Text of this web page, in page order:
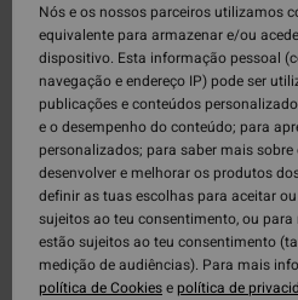
Nós e os nossos parceiros utilizamos
equivalente para armazenar e/ou
dispositivo. Esta informação pessoal
navegação e endereço IP) pode ser
publicações e conteúdos
e o desempenho do conteúdo; para
personalizados; para saber mais
desenvolver e melhorar os produtos
definir as tuas escolhas para aceitar
sujeitos ao teu consentimento, ou
estão sujeitos ao teu consentimento
medição de audiências). Para mais
política de Cookiesepolítica de